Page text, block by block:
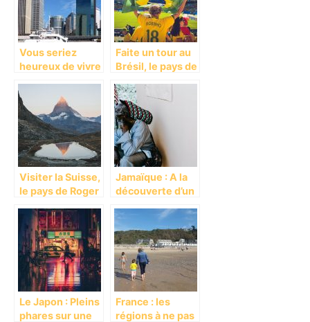
Vous seriez
heureux de vivre
Faite un tour au
Brésil, le pays de
Visiter la Suisse,
le pays de Roger
Jamaïque : A la
découverte d’un
Le Japon : Pleins
phares sur une
France : les
régions à ne pas